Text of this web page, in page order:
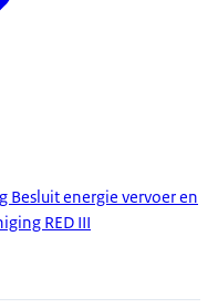
Besluit energie vervoer en
RED III